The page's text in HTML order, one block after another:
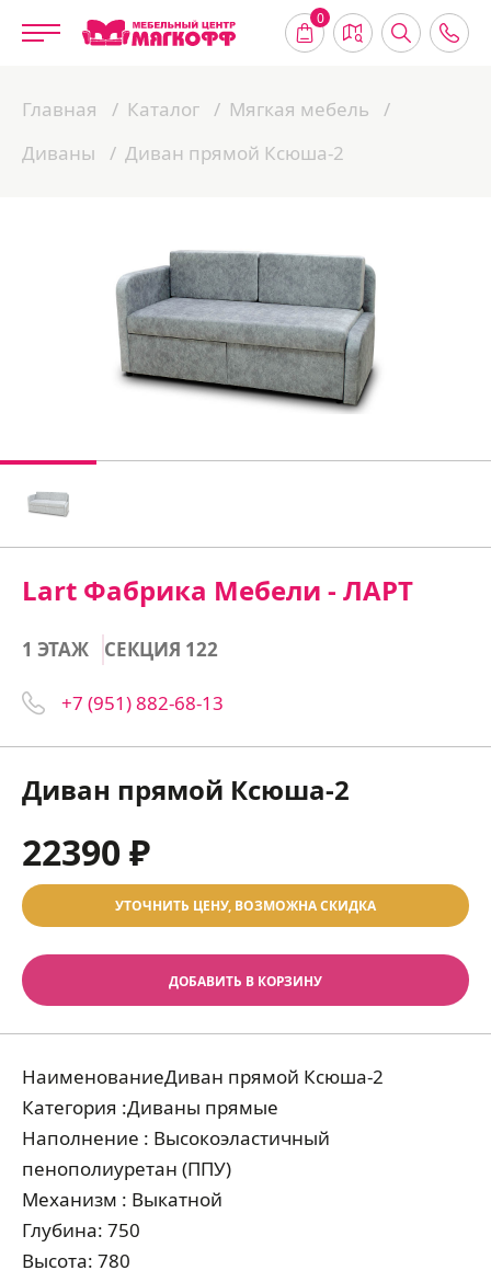
0
Главная Каталог
Мягкая мебель
Диваны
Диван прямой Ксюша-2
Lart Фабрика Мебели - ЛАРТ
1 ЭТАЖ СЕКЦИЯ 122
+7 (951) 882-68-13
Диван прямой Ксюша-2
22390 ₽
УТОЧНИТЬ ЦЕНУ, ВОЗМОЖНА СКИДКА
ДОБАВИТЬ В КОРЗИНУ
НаименованиеДиван прямой Ксюша-2
Категория :Диваны прямые
Наполнение : Высокоэластичный
пенополиуретан (ППУ)
Механизм : Выкатной
Глубина: 750
Высота: 780